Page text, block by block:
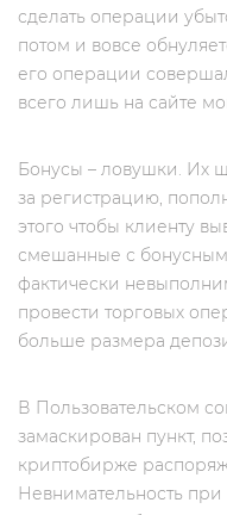
сделать операции
потом и вовсе
его операции
всего лишь на сайте
Бонусы – ловушки. Их
за регистрацию,
этого чтобы клиенту
смешанные с
фактически
провести торговых
больше размера
В Пользовательском
замаскирован пункт,
криптобирже
Невнимательность